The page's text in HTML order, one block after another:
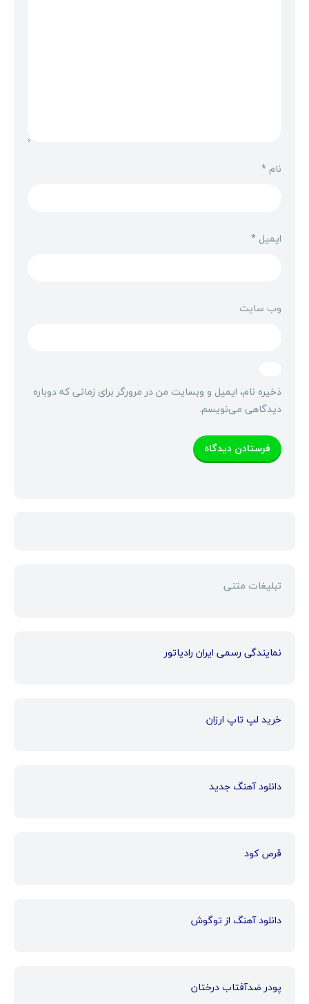
نام*
ایمیل *
وب‌ سایت
ذخیره نام، ایمیل و وبسایت من در مرورگر برای زمانی که دوباره
دیدگاهی می‌نویسم.
تبلیغات متنی
نمایندگی رسمی ایران رادیاتور
خرید لپ تاپ ارزان
دانلود آهنگ جدید
قرص کود
دانلود آهنگ از توگوش
پودر ضدآفتاب درختان